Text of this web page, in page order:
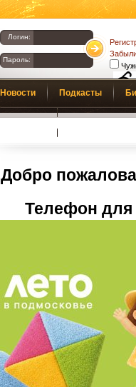
Логин:
Пароль:
Новости Подкасты
Добро
Телефон для